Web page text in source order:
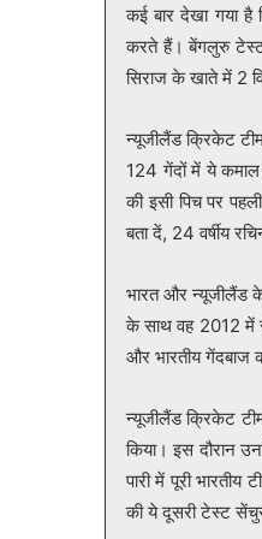
कई बार देखा गया है
करते हैं। बेंगलुरु टेस्ट
सिराज के खाते में 2
न्यूजीलैंड क्रिकेट
124 गेंदों में ये कमाल
की इसी पिच पर
बता दें, 24 वर्षीय
भारत और न्यूजीलैंड
के साथ वह 2012 में
और भारतीय गेंदबाज
न्यूजीलैंड क्रिकेट
किया। इस दौरान
पारी में पूरी
की ये दूसरी टेस्ट